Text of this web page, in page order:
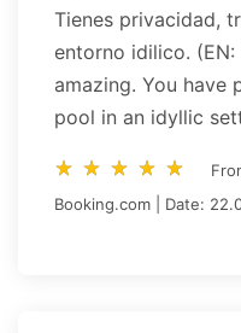
Tienes privacidad,
entorno idilico.
amazing. You have
pool in an idyllic
star_rate star_rate star_rate star_rate star_rate
star_rate star_rate star_rate star_rate star_rate
Booking.com | Date: